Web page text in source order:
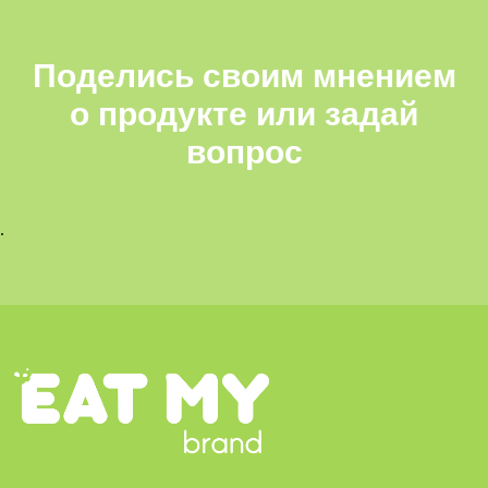
Поделись своим мнением
о продукте или задай
вопрос
.